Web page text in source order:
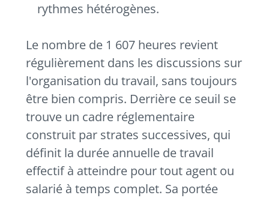
rythmes hétérogènes.
Le nombre de 1 607 heures revient
régulièrement dans les discussions sur
l'organisation du travail, sans toujours
être bien compris. Derrière ce seuil se
trouve un cadre réglementaire
construit par strates successives, qui
définit la durée annuelle de travail
effectif à atteindre pour tout agent ou
salarié à temps complet. Sa portée